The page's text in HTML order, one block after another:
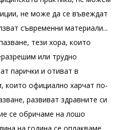
не може да се въвеждат
съвременни материали...
тези хора, които
или трудно
парички и отиват в
които официално харчат по-
развиват здравните си
се обричаме на лошо